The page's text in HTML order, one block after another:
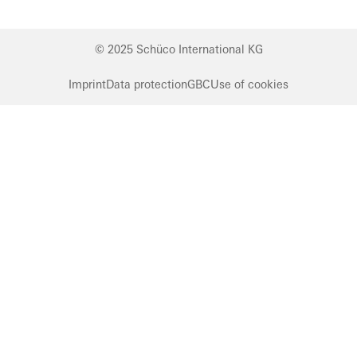
© 2025 Schüco International KG
ImprintData protectionGBCUse of cookies